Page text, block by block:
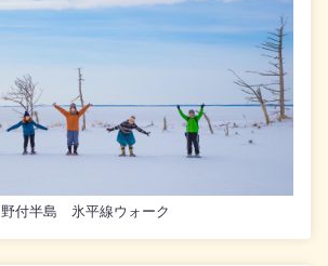
野付半島 氷平線ウォーク